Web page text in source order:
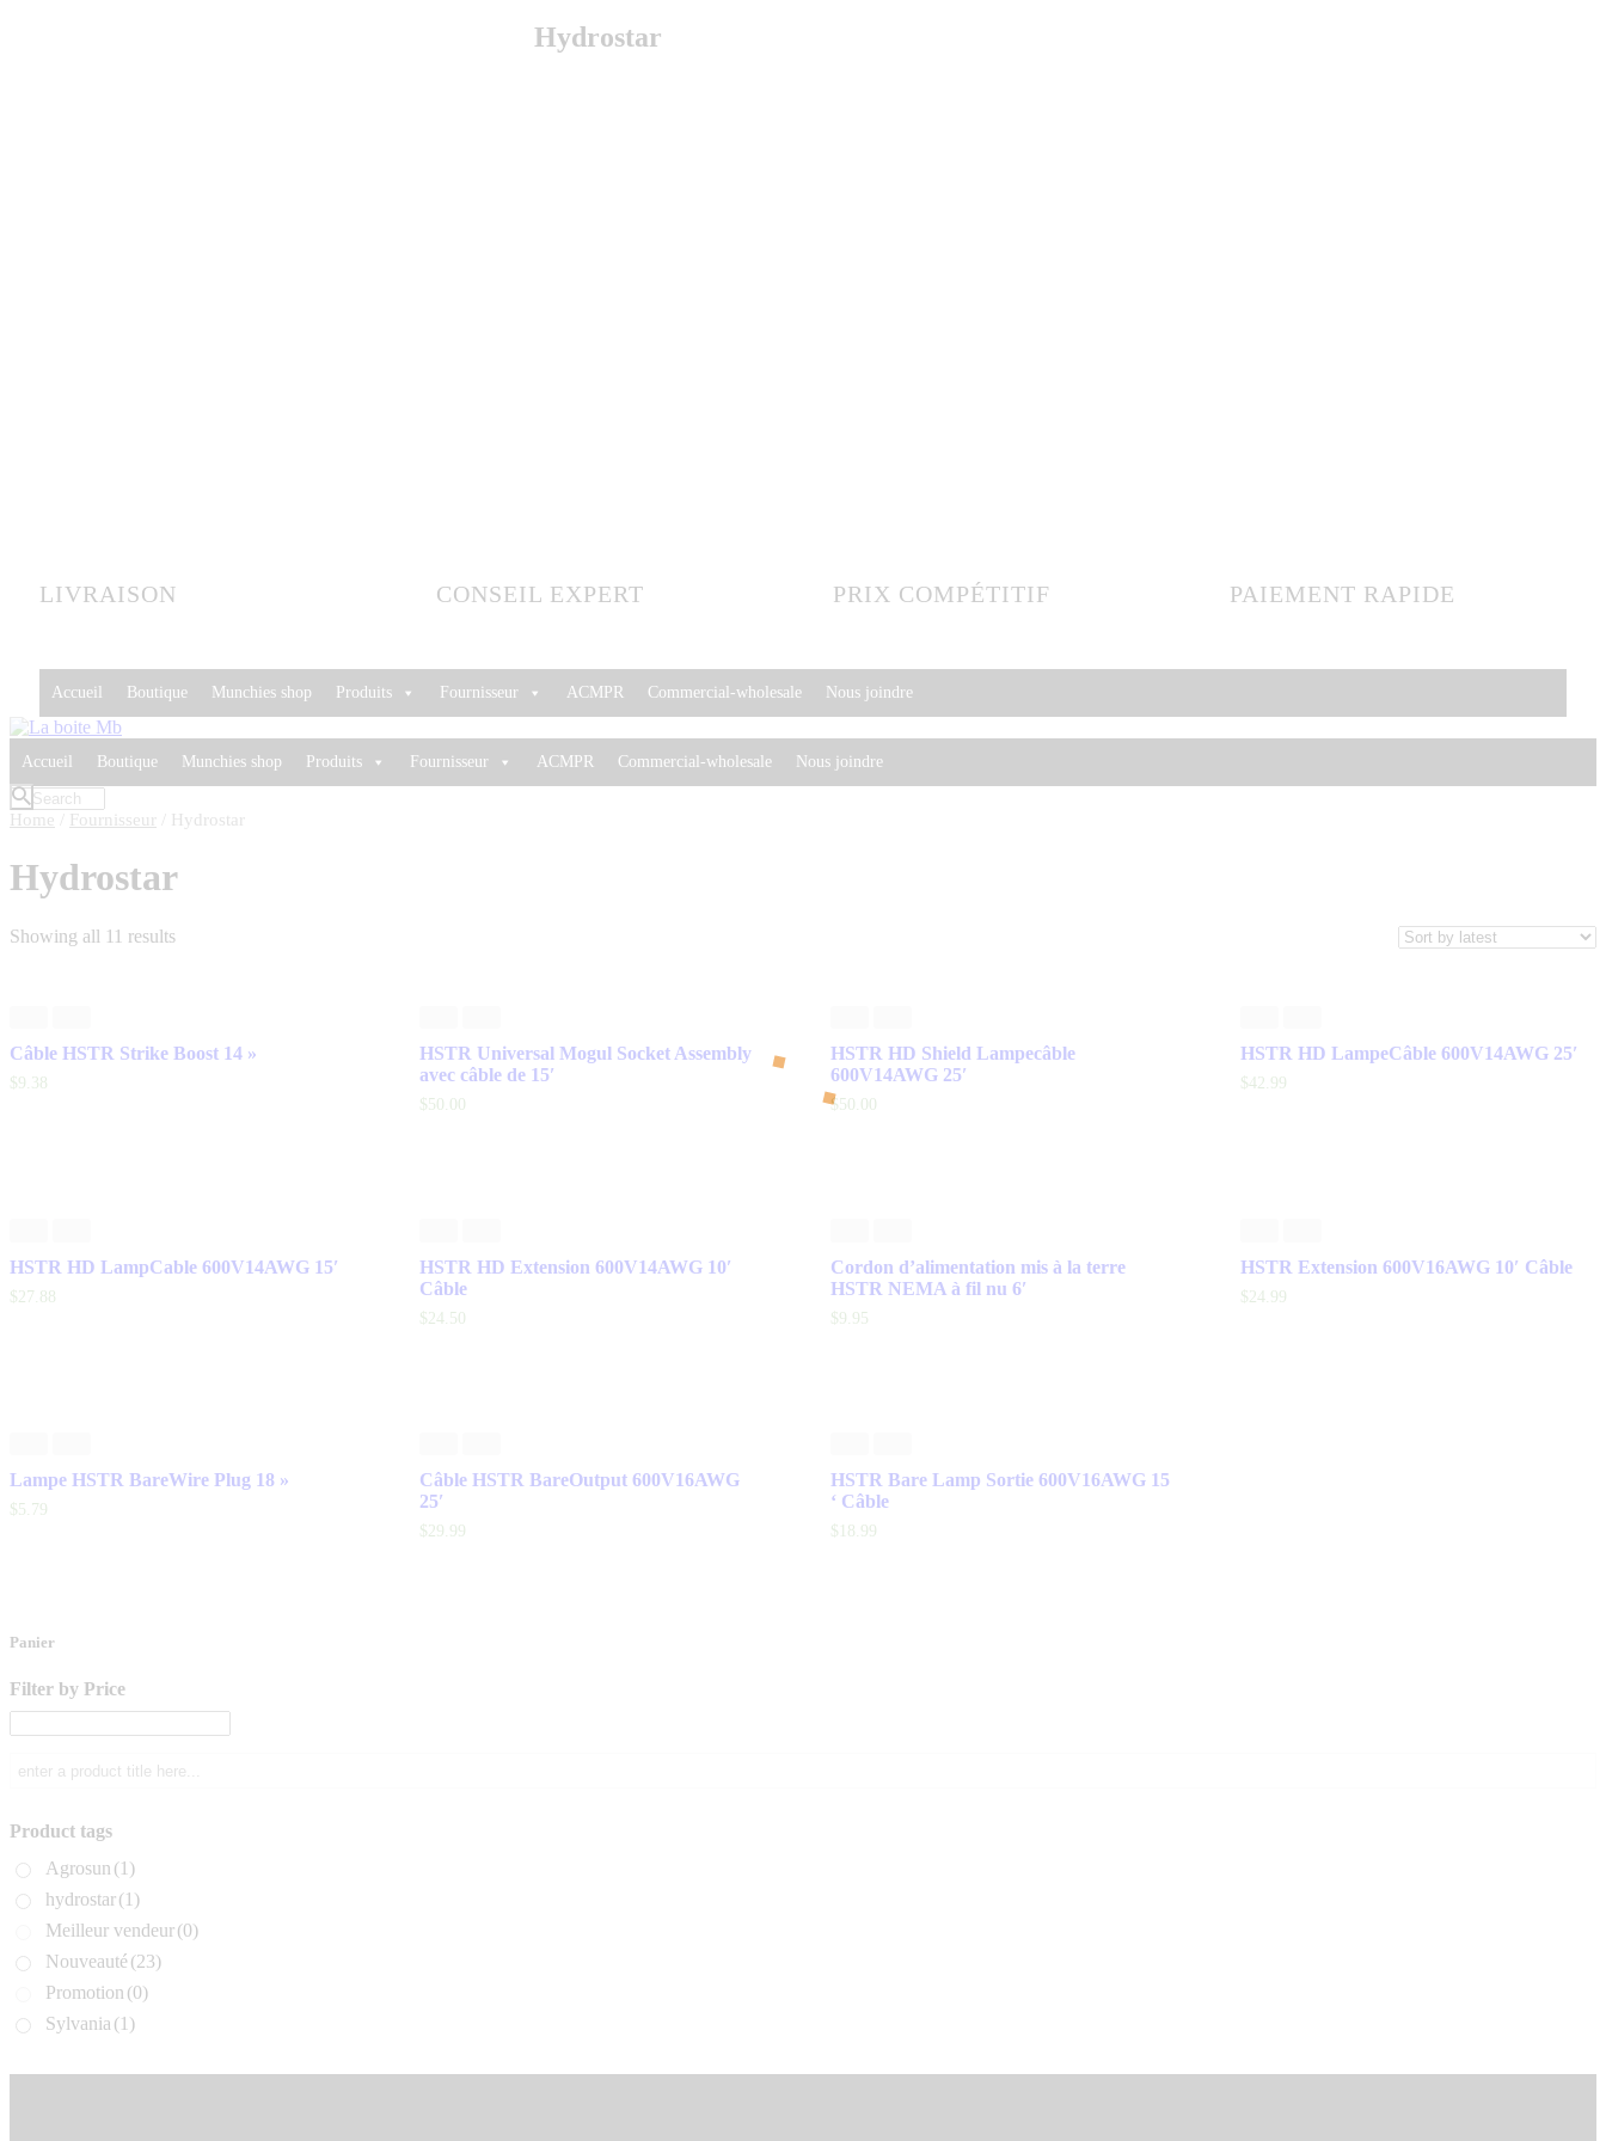
Hydrostar
LIVRAISON CONSEIL EXPERT PRIX COMPÉTITIF PAIEMENT RAPIDE
Accueil Boutique Munchies shop Produits Fournisseur ACMPR Commercial-wholesale Nous joindre
Accueil Boutique Munchies shop Produits Fournisseur ACMPR Commercial-wholesale Nous joindre
Home Fournisseur / Hydrostar
Hydrostar
Showing all 11 results
Câble HSTR Strike Boost 14 »
$9. 38
HSTR Universal Mogul Socket Assembly
avec câble de 15′
$50. 00
HSTR HD Shield Lampecâble
600V14AWG 25′
$50. 00
HSTR HD LampeCâble 600V14AWG 25′
$42. 99
HSTR HD LampCable 600V14AWG 15′
$27 88
HSTR HD Extension 600V14AWG 10′
Câble
$24 50
Cordon d’alimentation mis à la terre
HSTR NEMA à fil nu 6′
$9 95
HSTR Extension 600V16AWG 10′ Câble
$24. 99
Lampe HSTR BareWire Plug 18 »
$5. 79
Câble HSTR BareOutput 600V16AWG
25′
$29. 99
HSTR Bare Lamp Sortie 600V16AWG 15
‘ Câble
$ 18 . 99
Panier
Filter by Price
Product tags
Agrosun (1)
hydrostar(1)
Meilleur vendeur(0)
Nouveauté(23)
Promotion (0)
Sylvania (1)